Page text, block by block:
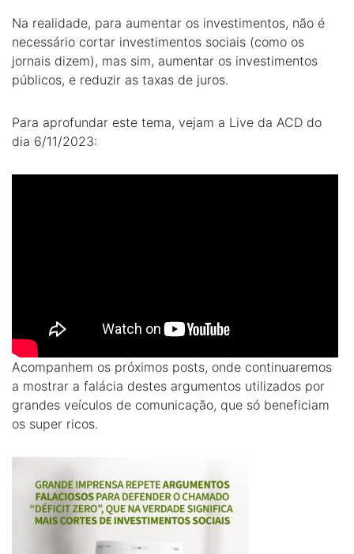
Na realidade, para aumentar os investimentos, não é
necessário cortar investimentos sociais (como os
jornais dizem), mas sim, aumentar os investimentos
públicos, e reduzir as taxas de juros.
Para aprofundar este tema, vejam a Live da ACD do
dia 6/11/2023:
Acompanhem os próximos posts, onde continuaremos
a mostrar a falácia destes argumentos utilizados por
grandes veículos de comunicação, que só beneficiam
os super ricos.